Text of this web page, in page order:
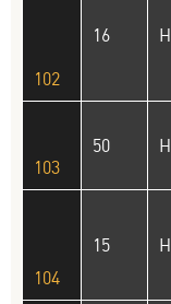
102
16 H
103
50 H
104
15 H